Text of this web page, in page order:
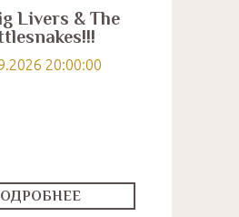
Livers & The
20:00:00